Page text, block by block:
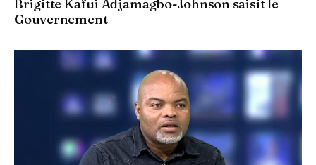
Brigitte Kafui Adjamagbo-Johnson saisit le
Gouvernement